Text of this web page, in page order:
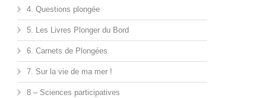
4. Questions plongée
5. Les Livres Plonger du Bord
6. Carnets de Plongées
7. Sur la vie de ma mer !
8 – Sciences participatives